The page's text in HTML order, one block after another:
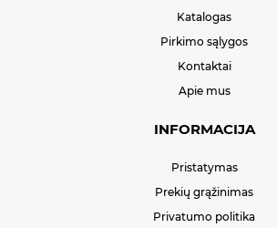
Katalogas
Pirkimo sąlygos
Kontaktai
Apie mus
INFORMACIJA
Pristatymas
Prekių grąžinimas
Privatumo politika